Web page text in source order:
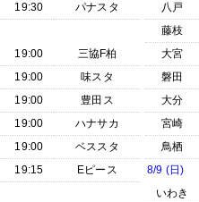
19:30
パナスタ
19:00
三協F柏
19:00
味スタ
19:00
豊田ス
19:00
ハナサカ
19:00
ベススタ
19:15
Eピース
八戸
藤枝
大宮
磐田
大分
宮崎
鳥栖
8/9 (日)
いわき